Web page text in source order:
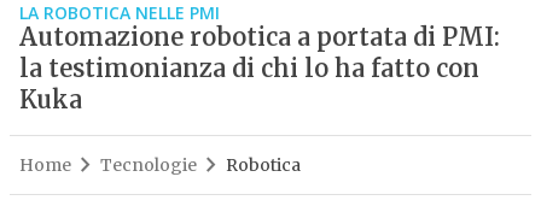
LA ROBOTICA NELLE PMI
Automazione robotica a portata di PMI:
la testimonianza di chi lo ha fatto con
Kuka
Home Tecnologie Robotica